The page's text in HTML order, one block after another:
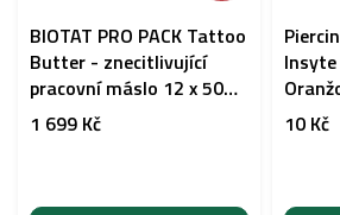
BIOTAT PRO PACK Tattoo
Butter - znecitlivující
pracovní máslo 12 x 50
ml
1 699 Kč
10 Kč